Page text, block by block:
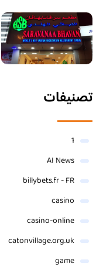
تصنيفات
1
AI News
billybets.fr - FR
casino
casino-online
catonvillage.org.uk
game